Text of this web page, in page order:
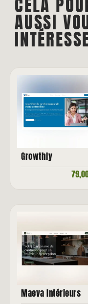
AUSSI
Growthly
Maeva Intérieurs